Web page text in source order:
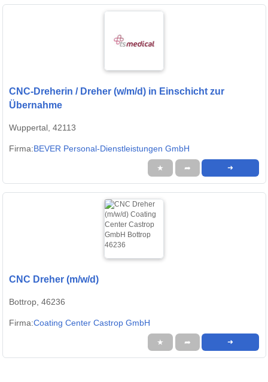
CNC-Dreherin / Dreher (w/m/d) in Einschicht zur
Übernahme
Wuppertal, 42113
Firma:BEVER Personal-Dienstleistungen GmbH
★ ➦ ➜
CNC Dreher (m/w/d)
Bottrop, 46236
Firma:Coating Center Castrop GmbH
★ ➦ ➜